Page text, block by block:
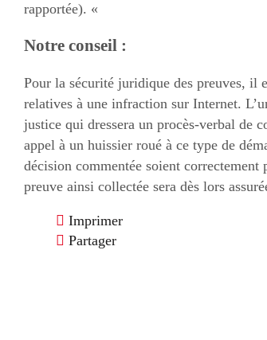
rapportée). «
Notre conseil :
Pour la sécurité juridique des preuves, il
relatives à une infraction sur Internet.
justice qui dressera un procès-verbal de
appel à un huissier roué à ce type de
décision commentée soient
preuve ainsi collectée sera dès lors
Imprimer
Partager